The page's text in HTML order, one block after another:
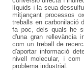
líquids i la seua
mitjançant processos
treballs en carbonilació
fa poc, dels quals he
d'una gran rellevància
com un treball de
d'aportar informació
nivell molecular, i com
problema industrial.